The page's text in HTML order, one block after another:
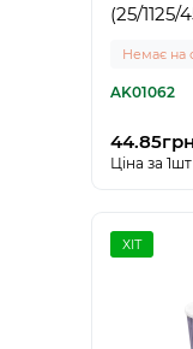
(25/
Немає на
AK01062
Ціна за 1шт
ХІТ